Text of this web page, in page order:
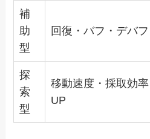
補
助
型
回復・バフ・デバフ
探
索
型
移動速度・採取効率
UP